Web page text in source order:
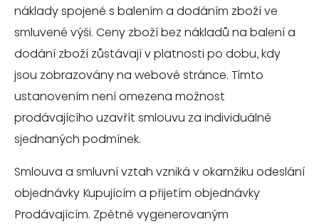
náklady spojené s balením a dodáním zboží ve
smluvené výši. Ceny zboží bez nákladů na balení a
dodání zboží zůstávají v platnosti po dobu, kdy
jsou zobrazovány na webové stránce. Tímto
ustanovením není omezena možnost
prodávajícího uzavřít smlouvu za individuálně
sjednaných podmínek.
Smlouva a smluvní vztah vzniká v okamžiku odeslání
objednávky Kupujícím a přijetím objednávky
Prodávajícím. Zpětně vygenerovaným